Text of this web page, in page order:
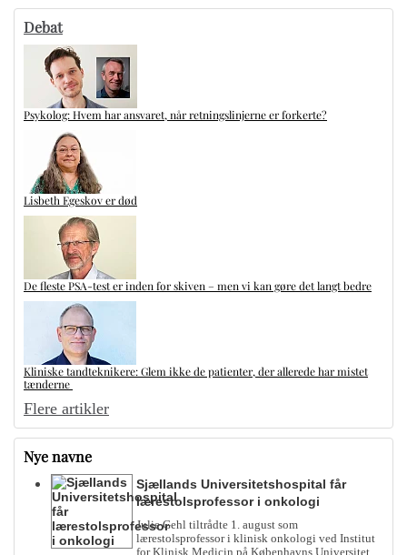
Debat
Psykolog: Hvem har ansvaret, når retningslinjerne er forkerte?
Lisbeth Egeskov er død
De fleste PSA-test er inden for skiven – men vi kan gøre det langt bedre
Kliniske tandteknikere: Glem ikke de patienter, der allerede har mistet
tænderne
Flere artikler
Nye navne
Sjællands Universitetshospital får
lærestolsprofessor i onkologi
Julie Gehl tiltrådte 1. august som
lærestolsprofessor i klinisk onkologi ved Institut
for Klinisk Medicin på Københavns Universitet.